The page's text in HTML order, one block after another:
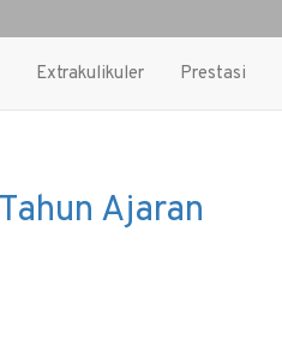
Extrakulikuler Prestasi
Ajaran